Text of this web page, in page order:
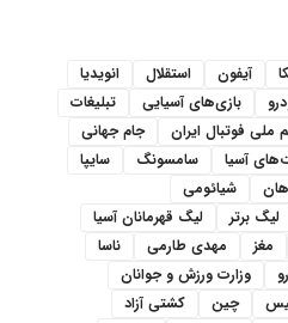
آیفون استقلال
انویدیا
بازی‌های آسیایی
تبلیغات
ملی فوتبال ایران
جام جهانی
آسیا سامسونگ
سایپا
شیائومی
لیگ برتر
لیگ قهرمانان آسیا
مغز مهدی طارمی
ناسا
وزارت ورزش و جوانان
چین
کشتی آزاد